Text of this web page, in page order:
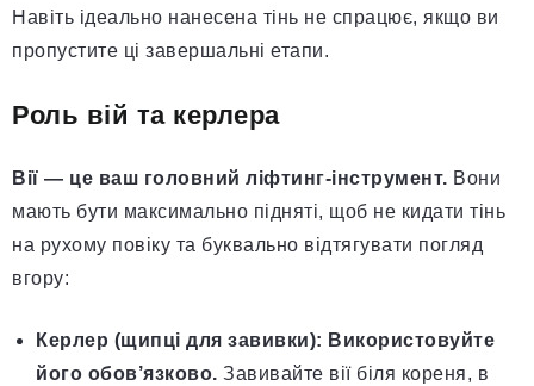
Навіть ідеально нанесена тінь не спрацює, якщо ви
пропустите ці завершальні етапи.
Роль вій та керлера
Вії — це ваш головний ліфтинг-інструмент. Вони
мають бути максимально підняті, щоб не кидати тінь
на рухому повіку та буквально відтягувати погляд
вгору:
Керлер (щипці для завивки): Використовуйте
його обов’язково. Завивайте вії біля кореня, в